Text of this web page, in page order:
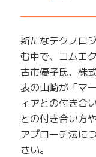
新たなテクノロ
む中で、コムエ
古市優子氏、株
表の山崎が「マ
ィアとの付き合
との付き合い方
アプローチ法に
さい。